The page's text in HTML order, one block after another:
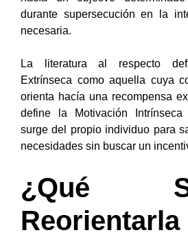
durante supersecución en la
necesaria.
La literatura al respecto
Extrínseca como aquella cuya
orienta hacía una recompensa
define la Motivación
surge del propio individuo para
necesidades sin buscar un
¿Qué
Reorientarla